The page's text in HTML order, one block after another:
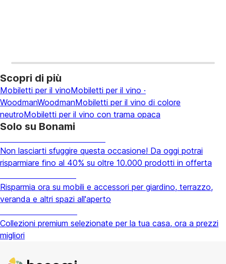
Scopri di più
Mobiletti per il vinoMobiletti per il vino ·
WoodmanWoodmanMobiletti per il vino di colore
neutroMobiletti per il vino con trama opaca
Solo su Bonami
Non lasciarti sfuggire questa occasione! Da oggi potrai
risparmiare fino al 40% su oltre 10.000 prodotti in offerta
Risparmia ora su mobili e accessori per giardino, terrazzo,
veranda e altri spazi all'aperto
Collezioni premium selezionate per la tua casa, ora a prezzi
migliori